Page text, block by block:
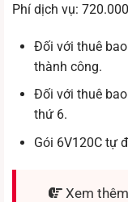
Phí dịch vụ:
Đối với thuê
thành công.
Đối với thuê
thứ 6.
Gói 6V120C tự
Xem